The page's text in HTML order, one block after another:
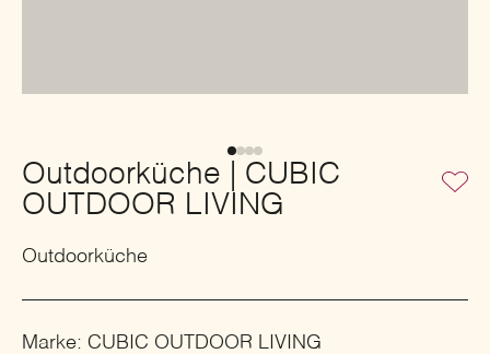
Outdoorküche | CUBIC
OUTDOOR LIVING
Outdoorküche
Marke: CUBIC OUTDOOR LIVING